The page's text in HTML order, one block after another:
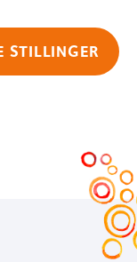
STILLINGER